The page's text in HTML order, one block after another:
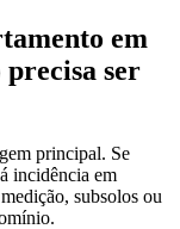
em
precisa ser
principal. Se
incidência em
subsolos ou